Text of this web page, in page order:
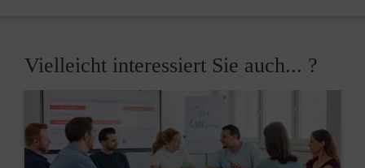
Vielleicht interessiert Sie auch... ?